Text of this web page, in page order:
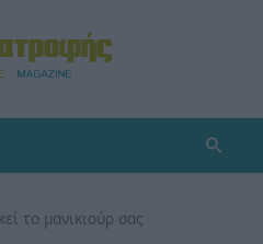
το μανικιούρ σας